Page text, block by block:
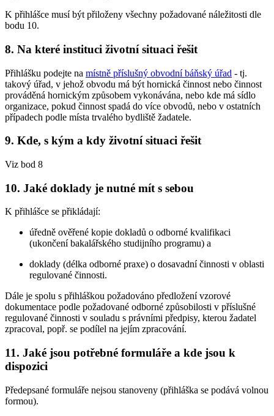
K přihlášce musí být přiloženy všechny požadované náležitosti dle
bodu 10.
8. Na které instituci životní situaci řešit
Přihlášku podejte na místně příslušný obvodní báňský úřad - tj.
takový úřad, v jehož obvodu má být hornická činnost nebo činnost
prováděná hornickým způsobem vykonávána, nebo kde má sídlo
organizace, pokud činnost spadá do více obvodů, nebo v ostatních
případech podle místa trvalého bydliště žadatele.
9. Kde, s kým a kdy životní situaci řešit
Viz bod 8
10. Jaké doklady je nutné mít s sebou
K přihlášce se přikládají:
úředně ověřené kopie dokladů o odborné kvalifikaci
(ukončení bakalářského studijního programu) a
doklady (délka odborné praxe) o dosavadní činnosti v oblasti
regulované činnosti.
Dále je spolu s přihláškou požadováno předložení vzorové
dokumentace podle požadované odborné způsobilosti v příslušné
regulované činnosti v souladu s právními předpisy, kterou žadatel
zpracoval, popř. se podílel na jejím zpracování.
11. Jaké jsou potřebné formuláře a kde jsou k
dispozici
Předepsané formuláře nejsou stanoveny (přihláška se podává volnou
formou).